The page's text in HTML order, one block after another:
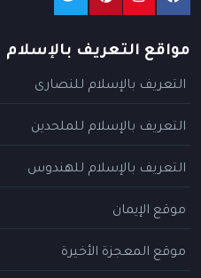
مواقع التعريف بالإسلام
التعريف بالإسلام للنصارى
التعريف بالإسلام للملحدين
التعريف بالإسلام للهندوس
موقع الإيمان
موقع المعجزة الأخيرة